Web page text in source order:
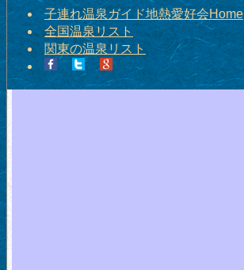
子連れ温泉ガイド地熱愛好会Home
全国温泉リスト
関東の温泉リスト